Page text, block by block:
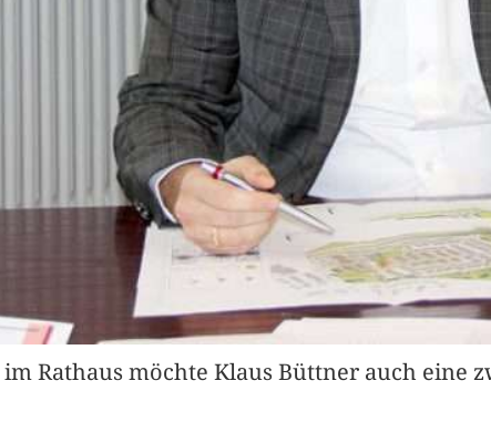
im Rathaus möchte Klaus Büttner auch